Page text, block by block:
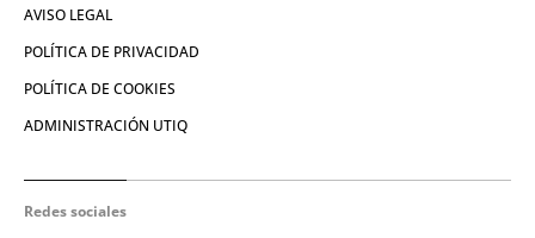
AVISO LEGAL
POLÍTICA DE PRIVACIDAD
POLÍTICA DE COOKIES
ADMINISTRACIÓN UTIQ
Redes sociales